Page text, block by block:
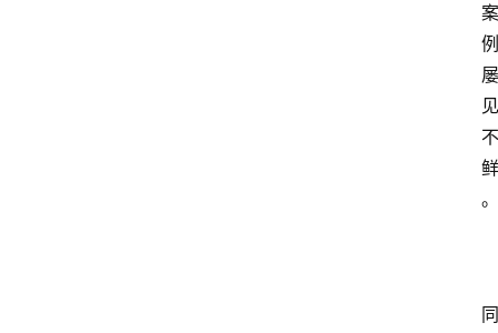
案
例
屡
见
不
鲜
。
同